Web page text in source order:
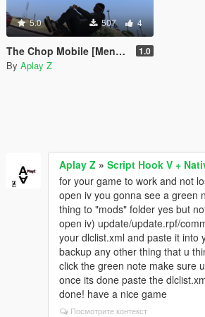
5.0 507 4
The Chop Mobile [Menyoo] 1.0
By Aplay Z
Aplay Z » Script Hook V +
for your game to work and not
open iv you gonna see a green
thing to "mods" folder yes but
open iv) update/update.rpf/
your dlclist.xml and paste it into
backup any other thing that u
click the green note make sure
once its done paste the
done! have a nice game
Посмотрите контекст